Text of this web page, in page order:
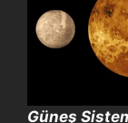
Güneş